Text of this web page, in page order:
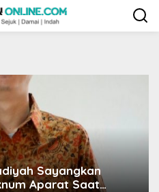
Sayangkan
Aparat Saat